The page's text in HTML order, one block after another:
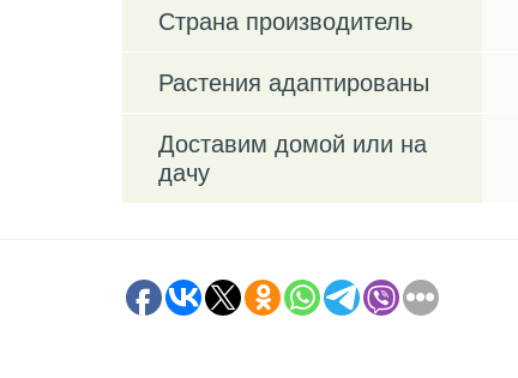
Страна производитель
Растения адаптированы
Доставим домой или на
дачу